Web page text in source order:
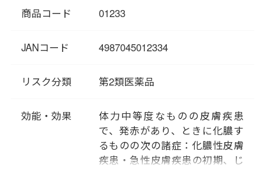
状を改善するため、湿疹、蕁麻
ます。
商品コード 01233
JANコード 4987045012334
リスク分類 第2類医薬品
効能・効果
体力中等度なものの皮膚疾患
で、発赤があり、ときに化膿す
るものの次の諸症：化膿性皮膚
疾患・急性皮膚疾患の初期、じ